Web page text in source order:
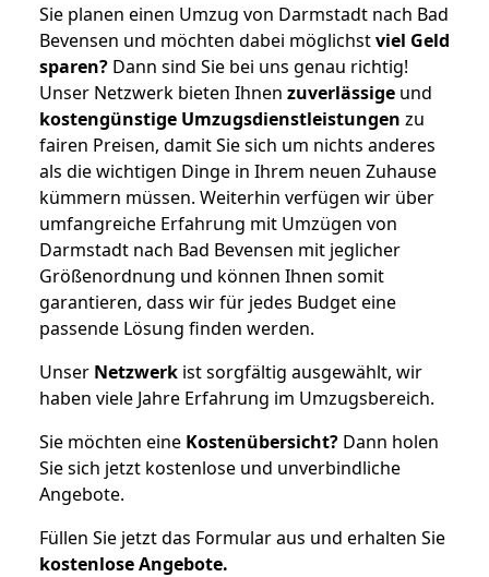
Sie planen einen Umzug von Darmstadt nach Bad
Bevensen und möchten dabei möglichstviel Geld
sparen? Dann sind Sie bei uns genau richtig!
Unser Netzwerk bieten Ihnen zuverlässige und
kostengünstige Umzugsdienstleistungen zu
fairen Preisen, damit Sie sich um nichts anderes
als die wichtigen Dinge in Ihrem neuen Zuhause
kümmern müssen. Weiterhin verfügen wir über
umfangreiche Erfahrung mit Umzügen von
Darmstadt nach Bad Bevensen mit jeglicher
Größenordnung und können Ihnen somit
garantieren, dass wir für jedes Budget eine
passende Lösung finden werden.
Unser Netzwerk ist sorgfältig ausgewählt, wir
haben viele Jahre Erfahrung im Umzugsbereich.
Sie möchten eine Kostenübersicht? Dann holen
Sie sich jetzt kostenlose und unverbindliche
Angebote.
Füllen Sie jetzt das Formular aus und erhalten Sie
kostenloseAngebote.